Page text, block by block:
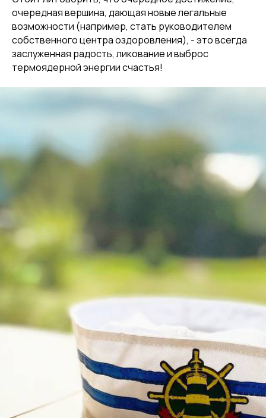
очередная вершина, дающая новые легальные
возможности (например, стать руководителем
собственного центра оздоровления), - это всегда
заслуженная радость, ликование и выброс
термоядерной энергии счастья!